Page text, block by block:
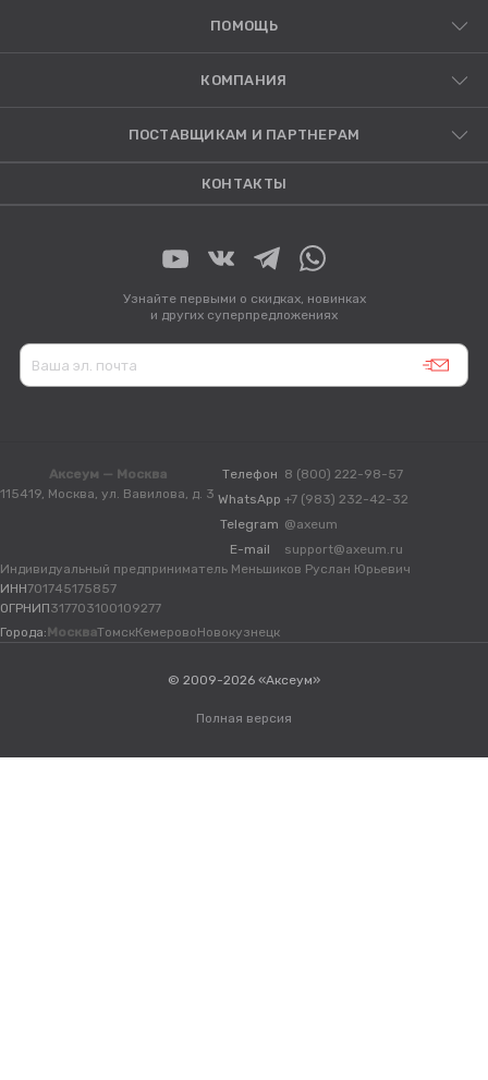
ПОМОЩЬ
КОМПАНИЯ
ПОСТАВЩИКАМ И ПАРТНЕРАМ
КОНТАКТЫ
Узнайте первыми о скидках, новинках
и других суперпредложениях
Аксеум — Москва
115419, Москва, ул. Вавилова, д. 3
Телефон 8 (800) 222-98-57
WhatsApp +7 (983) 232-42-32
Telegram @axeum
E-mail
support@axeum.ru
Индивидуальный предприниматель Меньшиков Руслан Юрьевич
ИНН701745175857
ОГРНИП317703100109277
Города: МоскваТомскКемеровоНовокузнецк
© 2009-2026 «Аксеум»
Полная версия